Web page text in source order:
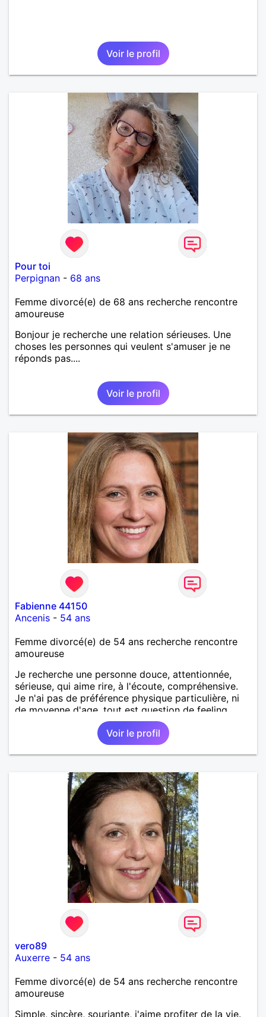
Voir le profil
Pour toi
Perpignan - 68 ans
Femme divorcé(e) de 68 ans recherche rencontre
amoureuse
Bonjour je recherche une relation sérieuses. Une
choses les personnes qui veulent s'amuser je ne
réponds pas....
Voir le profil
Fabienne 44150
Ancenis - 54 ans
Femme divorcé(e) de 54 ans recherche rencontre
amoureuse
Je recherche une personne douce, attentionnée,
sérieuse, qui aime rire, à l'écoute, compréhensive.
Je n'ai pas de préférence physique particulière, ni
de moyenne d'age, tout est question de feeling.
Voir le profil
vero89
Auxerre - 54 ans
Femme divorcé(e) de 54 ans recherche rencontre
amoureuse
Simple, sincère, souriante, j'aime profiter de la vie.